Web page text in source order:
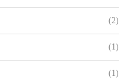
(2)
(1)
(1)